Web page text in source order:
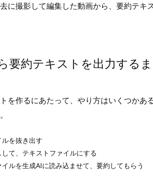
に撮影して編集した動画から、要約テキ
要約テキストを出力する
を作るにあたって、やり方はいくつかあ
を抜き出す
て、テキストファイルにする
ルを生成AIに読み込ませて、要約してもらう